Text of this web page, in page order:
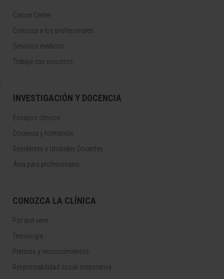
Cancer Center
Conozca a los profesionales
Servicios médicos
Trabaje con nosotros
INVESTIGACIÓN Y DOCENCIA
Ensayos clínicos
Docencia y formación
Residentes y Unidades Docentes
Área para profesionales
CONOZCA LA CLÍNICA
Por qué venir
Tecnología
Premios y reconocimientos
Responsabilidad social corporativa